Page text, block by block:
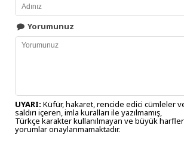
Yorumunuz
UYARI: Küfür, hakaret, rencide edici cümleler
saldırı içeren, imla kuralları ile yazılmamış,
Türkçe karakter kullanılmayan ve büyük
yorumlar onaylanmamaktadır.